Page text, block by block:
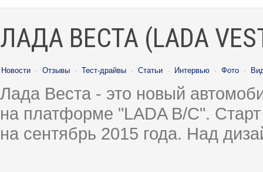
ЛАДА ВЕСТА (LADA
Новости · Отзывы · Тест-драйвы · Статьи · Интервью · Фото ·
Лада Веста - это новый
на платформе "LADA B/C".
на сентябрь 2015 года. Над